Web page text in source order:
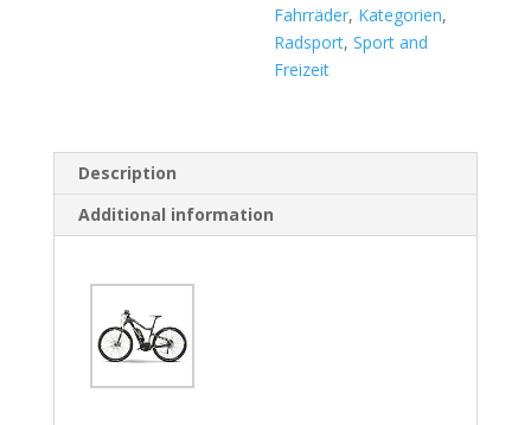
Fahrräder, Kategorien,
Radsport,Sport and
Freizeit
Description
Additional information